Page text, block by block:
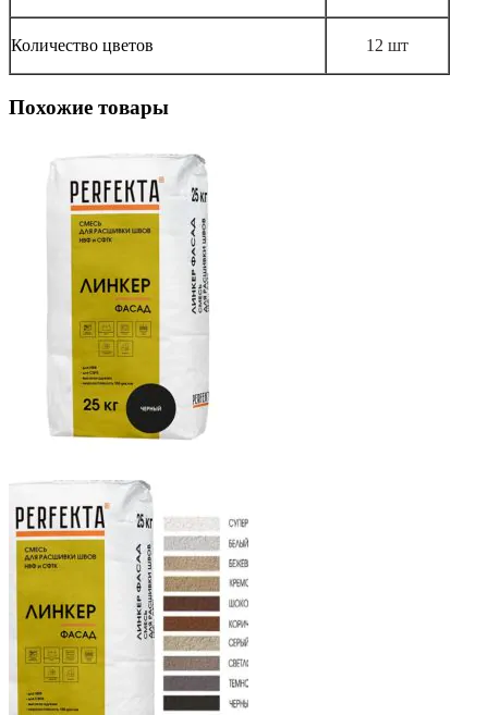
Количество цветов 12 шт
Похожие товары